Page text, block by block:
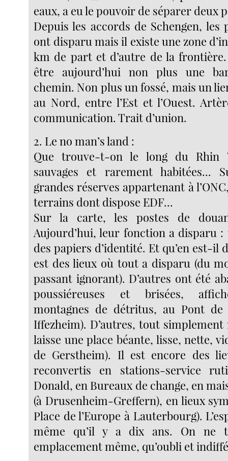
eaux, a eu le pouvoir de séparer deux
Depuis les accords de Schengen, les
ont disparu mais il existe une zone
km de part et d’autre de la
être aujourd’hui non plus une
chemin. Non plus un fossé, mais un
au Nord, entre l’Est et l’Ouest.
communication. Trait d’union.
2. Le no man’s land :
Que trouve-t-on le long du Rhin
sauvages et rarement habitées...
grandes réserves appartenant à
terrains dont dispose EDF...
Sur la carte, les postes de
Aujourd’hui, leur fonction a disparu
des papiers d’identité. Et qu’en est-il
est des lieux où tout a disparu (du
passant ignorant). D’autres ont été
poussiéreuses et brisées,
montagnes de détritus, au Pont de
Iffezheim). D’autres, tout
laisse une place béante, lisse, nette,
de Gerstheim). Il est encore des
reconvertis en stations-service
Donald, en Bureaux de change, en
(à Drusenheim-Greffern), en lieux
Place de l’Europe à Lauterbourg).
même qu’il y a dix ans. On ne
emplacement même, qu’oubli et